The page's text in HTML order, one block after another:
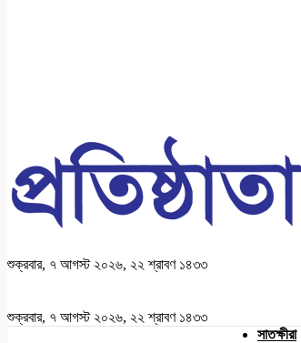
শুক্রবার, ৭ আগস্ট ২০২৬, ২২ শ্রাবণ ১৪৩৩
শুক্রবার, ৭ আগস্ট ২০২৬, ২২ শ্রাবণ ১৪৩৩
সাতক্ষীরা